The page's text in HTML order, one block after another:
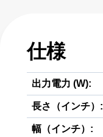
仕様
出力電力 (W):
長さ（インチ）:
幅（インチ）: